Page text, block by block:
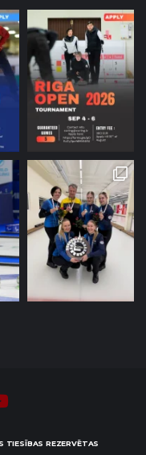
TIESĪBAS REZERVĒTAS